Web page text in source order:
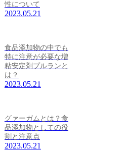
性について
2023.05.21
食品添加物の中でも
特に注意が必要な増
粘安定剤プルランと
は？
2023.05.21
グァーガムとは？食
品添加物としての役
割と注意点
2023.05.21